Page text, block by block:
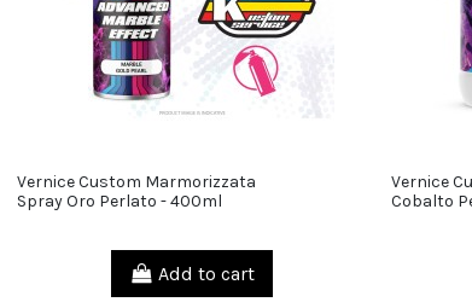
Vernice Custom Marmorizzata
Spray Oro Perlato - 400ml
Add to cart
Vernice
Cobalto